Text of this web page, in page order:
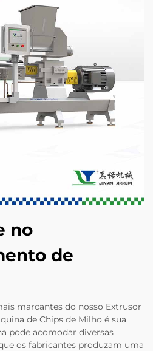
no
de
marcantes do nosso Extrusor
de Chips de Milho é sua
pode acomodar diversas
os fabricantes produzam uma